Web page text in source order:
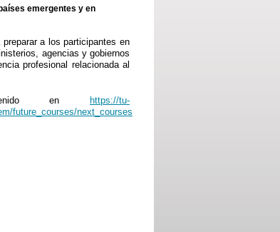
emergentes y en
a los participantes en
agencias y gobiernos
profesional relacionada al
en
https://tu-
future_courses/next_courses